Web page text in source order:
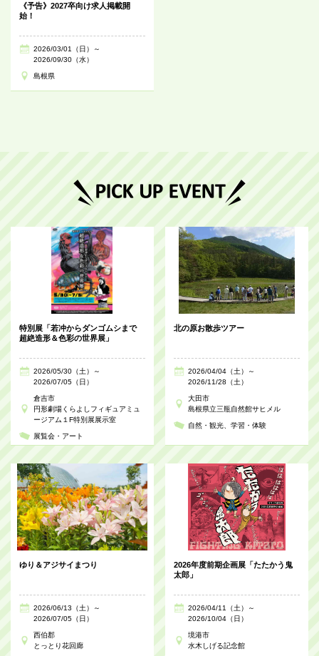
《予告》2027卒向け求人掲載開
始！
2026/03/01（日）～
2026/09/30（水）
島根県
特別展「若冲からダンゴムシまで
超絶造形＆色彩の世界展」
2026/05/30（土）～
2026/07/05（日）
倉吉市
円形劇場くらよしフィギュアミュ
ージアム１F特別展展示室
展覧会・アート
北の原お散歩ツアー
2026/04/04（土）～
2026/11/28（土）
大田市
島根県立三瓶自然館サヒメル
自然・観光 学習・体験
ゆり＆アジサイまつり
2026/06/13（土）～
2026/07/05（日）
西伯郡
とっとり花回廊
2026年度前期企画展「たたかう鬼
太郎」
2026/04/11（土）～
2026/10/04（日）
境港市
水木しげる記念館